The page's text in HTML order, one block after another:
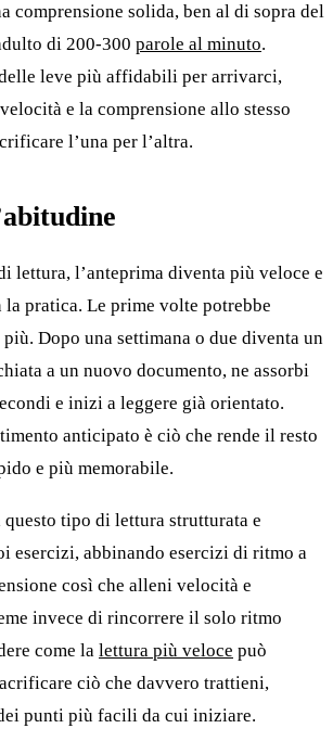
comprensione solida, ben al di sopra del
di 200-300 parole al minuto.
delle leve più affidabili per arrivarci,
e la comprensione allo stesso
l’una per l’altra.
lettura, l’anteprima diventa più veloce e
pratica. Le prime volte potrebbe
Dopo una settimana o due diventa un
a un nuovo documento, ne assorbi
e inizi a leggere già orientato.
anticipato è ciò che rende il resto
e più memorabile.
tipo di lettura strutturata e
esercizi, abbinando esercizi di ritmo a
così che alleni velocità e
invece di rincorrere il solo ritmo
come la lettura più veloce può
ciò che davvero trattieni,
punti più facili da cui iniziare.